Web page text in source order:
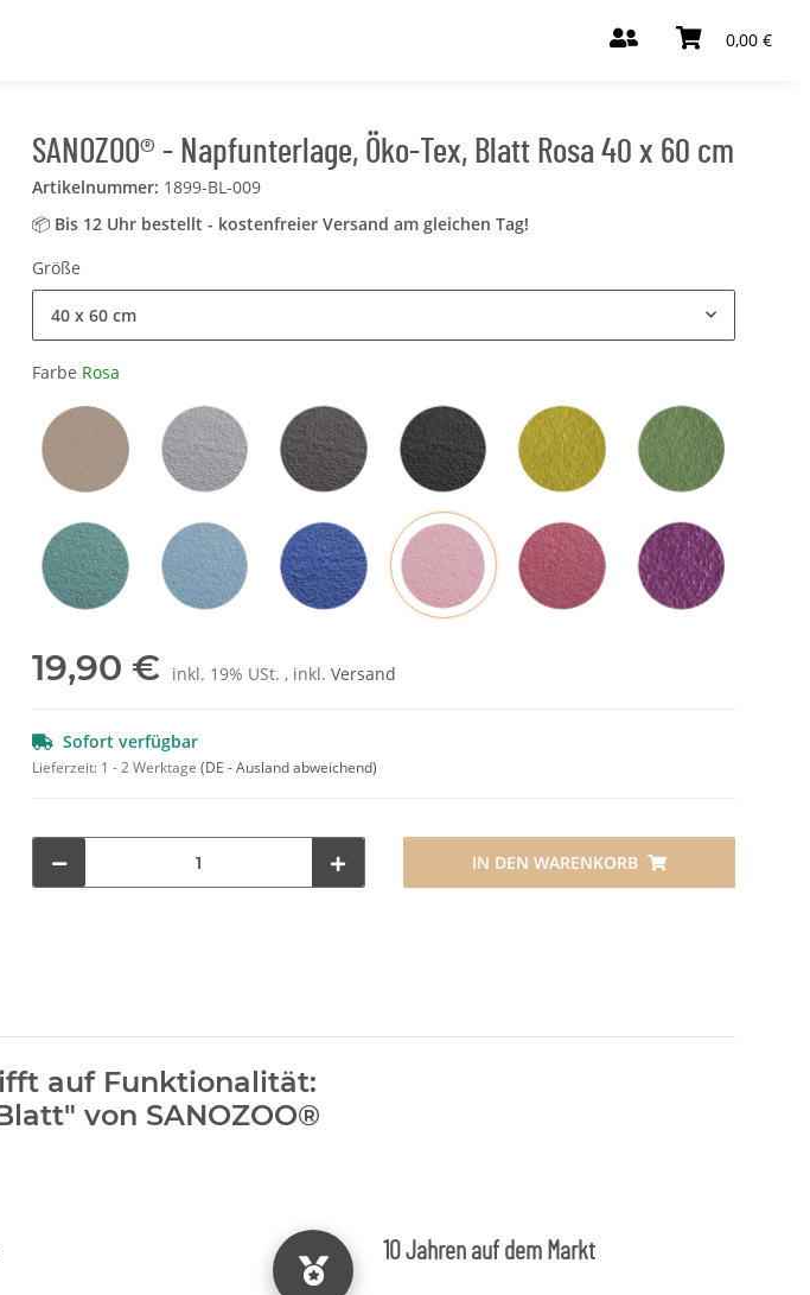
0,00 €
SANOZOO® - Napfunterlage, Öko-Tex, Blatt Rosa 40 x 60 cm
Artikelnummer: 1899-BL-009
📦 Bis 12 Uhr bestellt - kostenfreier Versand am gleichen Tag!
Größe
40 x 60 cm
Farbe Rosa
Schwarz
19,90 € inkl. 19% USt. , inkl. Versand
Sofort verfügbar
Lieferzeit: 1 - 2 Werktage (DE - Ausland abweichend)
IN DEN WARENKORB
auf Funktionalität:
von SANOZOO®
10 Jahren auf dem Markt